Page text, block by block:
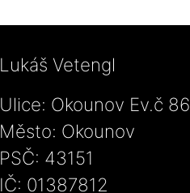
Lukáš Vetengl
Ulice: Okounov Ev.č 86
Město: Okounov
PSČ: 43151
IČ: 01387812